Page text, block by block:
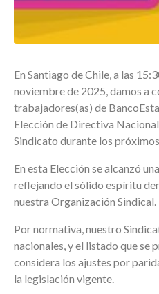
En Santiago de Chile, a las
noviembre de 2025, damos a
trabajadores(as) de
Elección de Directiva
Sindicato durante los próximos
En esta Elección se alcanzó
reflejando el sólido espíritu
nuestra Organización Sindical.
Por normativa, nuestro
nacionales, y el listado que se
considera los ajustes por
la legislación vigente.